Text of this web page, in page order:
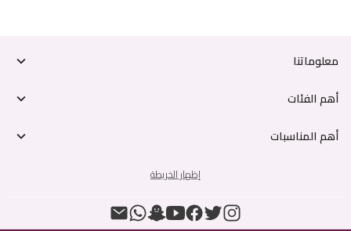
معلوماتنا
أهم الفئات
أهم المناسبات
إظهار الخريطة